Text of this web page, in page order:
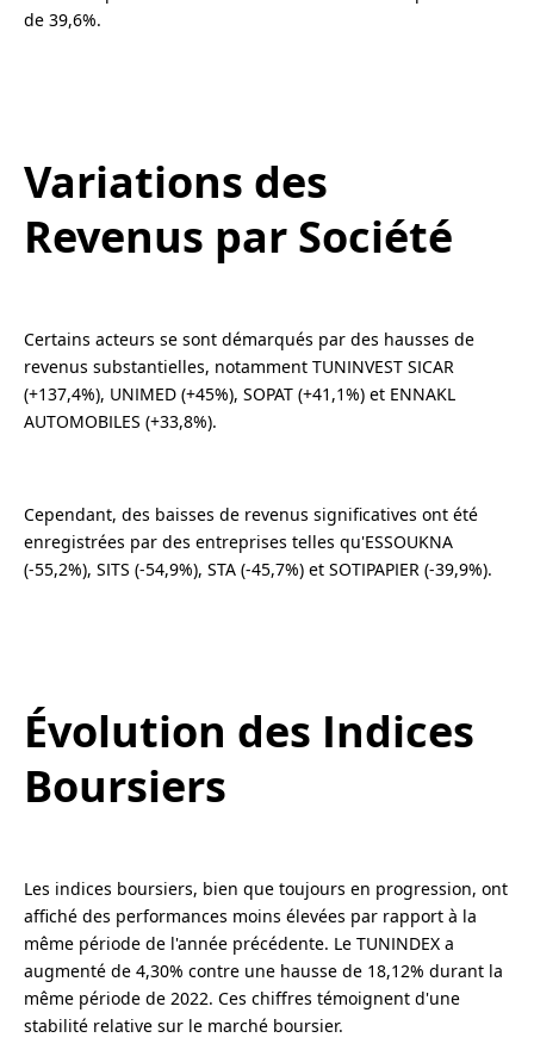
de 39,6%.
Variations des
Revenus par Société
Certains acteurs se sont démarqués par des hausses de
revenus substantielles, notamment TUNINVEST SICAR
(+137,4%), UNIMED (+45%), SOPAT (+41,1%) et ENNAKL
AUTOMOBILES (+33,8%).
Cependant, des baisses de revenus significatives ont été
enregistrées par des entreprises telles qu'ESSOUKNA
(-55,2%), SITS (-54,9%), STA (-45,7%) et SOTIPAPIER (-39,9%).
Évolution des Indices
Boursiers
Les indices boursiers, bien que toujours en progression, ont
affiché des performances moins élevées par rapport à la
même période de l'année précédente. Le TUNINDEX a
augmenté de 4,30% contre une hausse de 18,12% durant la
même période de 2022. Ces chiffres témoignent d'une
stabilité relative sur le marché boursier.